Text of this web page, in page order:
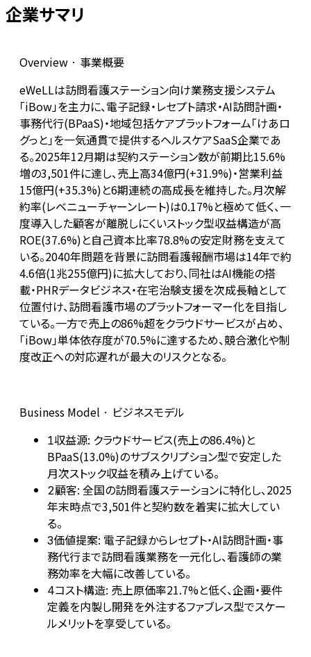
企業サマリ
Overview · 事業概要
eWeLLは訪問看護ステーション向け業務支援システム
「iBow」を主力に、電子記録・レセプト請求・AI訪問計画・
事務代行(BPaaS)・地域包括ケアプラットフォーム「けあロ
グっと」を一気通貫で提供するヘルスケアSaaS企業であ
る。2025年12月期は契約ステーション数が前期比15.6%
増の3,501件に達し、売上高34億円(+31.9%)・営業利益
15億円(+35.3%)と6期連続の高成長を維持した。月次解
約率(レベニューチャーンレート)は0.17%と極めて低く、一
度導入した顧客が離脱しにくいストック型収益構造が高
ROE(37.6%)と自己資本比率78.8%の安定財務を支えて
いる。2040年問題を背景に訪問看護報酬市場は14年で約
4.6倍(1兆255億円)に拡大しており、同社はAI機能の搭
載・PHRデータビジネス・在宅治験支援を次成長軸として
位置付け、訪問看護市場のプラットフォーマー化を目指し
ている。一方で売上の86%超をクラウドサービスが占め、
「iBow」単体依存度が70.5%に達するため、競合激化や制
度改正への対応遅れが最大のリスクとなる。
Business Model · ビジネスモデル
1収益源: クラウドサービス(売上の86.4%)と
BPaaS(13.0%)のサブスクリプション型で安定した
月次ストック収益を積み上げている。
2顧客: 全国の訪問看護ステーションに特化し、2025
年末時点で3,501件と契約数を着実に拡大してい
る。
3価値提案: 電子記録からレセプト・AI訪問計画・事
務代行まで訪問看護業務を一元化し、看護師の業
務効率を大幅に改善している。
4コスト構造: 売上原価率21.7%と低く、企画・要件
定義を内製し開発を外注するファブレス型でスケー
ルメリットを享受している。